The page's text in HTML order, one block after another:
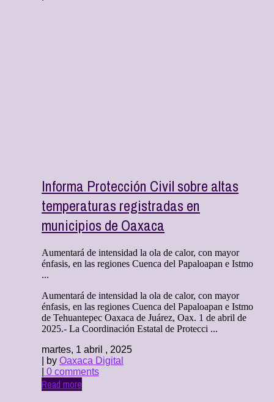
Informa Protección Civil sobre altas
temperaturas registradas en
municipios de Oaxaca
Aumentará de intensidad la ola de calor, con mayor
énfasis, en las regiones Cuenca del Papaloapan e Istmo
...
Aumentará de intensidad la ola de calor, con mayor
énfasis, en las regiones Cuenca del Papaloapan e Istmo
de Tehuantepec Oaxaca de Juárez, Oax. 1 de abril de
2025.- La Coordinación Estatal de Protecci ...
martes, 1 abril , 2025
| by Oaxaca Digital
0 comments
Read more